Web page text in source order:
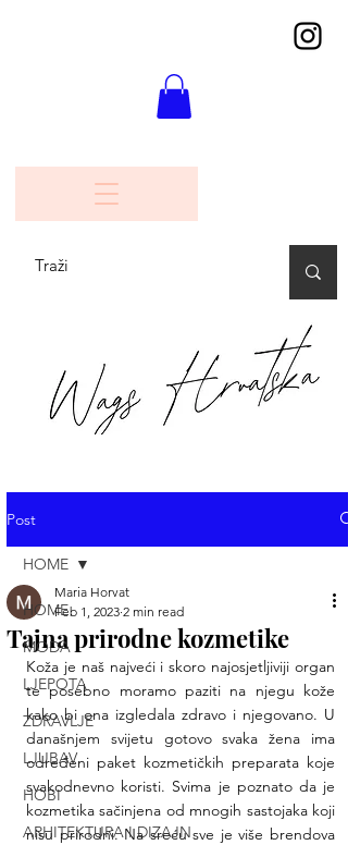
Post
HOME
MODA
LJEPOTA
ZDRAVLJE
LJUBAV
HOBI
ARHITEKTURA I DIZAJN
HOME
Tajna prirodne kozmetike
Maria Horvat
Feb 1, 2023 2 min read
Koža je naš najveći i skoro najosjetljiviji organ
te posebno moramo paziti na njegu kože
kako bi ona izgledala zdravo i njegovano. U
današnjem svijetu gotovo svaka žena ima
određeni paket kozmetičkih preparata koje
svakodnevno koristi. Svima je poznato da je
kozmetika sačinjena od mnogih sastojaka koji
nisu prirodni. Na sreću sve je više brendova